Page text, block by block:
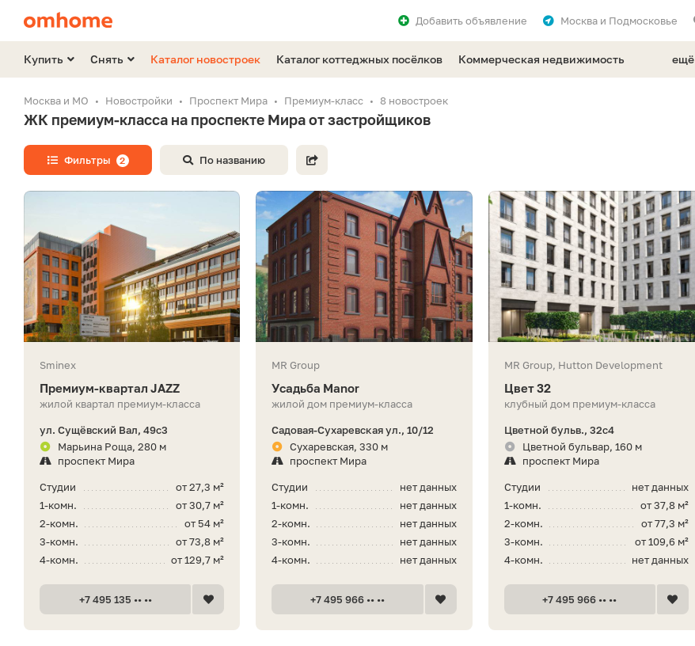
Москва и Подмосковье
Добавитьобъявление
Купить Снять Каталог новостроек Каталог коттеджных посёлков Коммерческая недвижимость ещё
Москва и МО Новостройки Проспект Мира Премиум-класс 8 новостроек
ЖК премиум-класса на проспекте Мира от застройщиков
Фильтры 2 По названию
Sminex
Премиум-квартал JAZZ
жилой квартал премиум-класса
ул. Сущёвский Вал, 49с3
Марьина Роща, 280 м
проспект Мира
от 27,3 м²
Студии
от 30,7 м²
1-комн.
от 54 м²
2-комн.
от 73,8 м²
3-комн.
от 129,7 м²
4-комн.
+7 495 135 •• ••
MR Group
Усадьба Manor
жилой дом премиум-класса
Садовая-Сухаревская ул., 10/12
Сухаревская, 330 м
проспект Мира
нет данных
Студии
нет данных
1-комн.
нет данных
2-комн.
нет данных
3-комн.
нет данных
4-комн.
+7 495 966 •• ••
MR Group, Hutton Development
Цвет 32
клубный дом премиум-класса
Цветной бульв., 32с4
Цветной бульвар, 160 м
проспект Мира
нет данных
Студии
от 37,8 м²
1-комн.
от 77,3 м²
2-комн.
от 109,6 м²
3-комн.
нет данных
4-комн.
+7 495 966 •• ••